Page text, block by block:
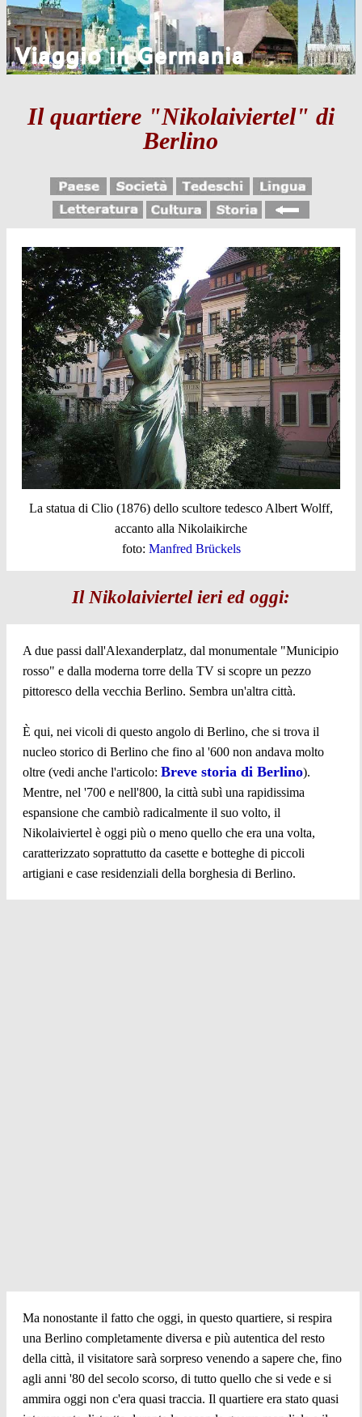
Il quartiere "Nikolaiviertel" di
Berlino
La statua di Clio (1876) dello scultore tedesco Albert Wolff,
accanto alla Nikolaikirche
foto: Manfred Brückels
Il Nikolaiviertel ieri ed oggi:
A due passi dall'Alexanderplatz, dal monumentale "Municipio
rosso" e dalla moderna torre della TV si scopre un pezzo
pittoresco della vecchia Berlino. Sembra un'altra città.
È qui, nei vicoli di questo angolo di Berlino, che si trova il
nucleo storico di Berlino che fino al '600 non andava molto
oltre (vedi anche l'articolo: Breve storia di Berlino).
Mentre, nel '700 e nell'800, la città subì una rapidissima
espansione che cambiò radicalmente il suo volto, il
Nikolaiviertel è oggi più o meno quello che era una volta,
caratterizzato soprattutto da casette e botteghe di piccoli
artigiani e case residenziali della borghesia di Berlino.
Ma nonostante il fatto che oggi, in questo quartiere, si respira
una Berlino completamente diversa e più autentica del resto
della città, il visitatore sarà sorpreso venendo a sapere che, fino
agli anni '80 del secolo scorso, di tutto quello che si vede e si
ammira oggi non c'era quasi traccia. Il quartiere era stato quasi